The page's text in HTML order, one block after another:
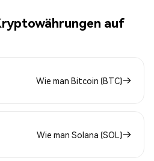
auf
Wie man Bitcoin (BTC)
Wie man Solana (SOL)